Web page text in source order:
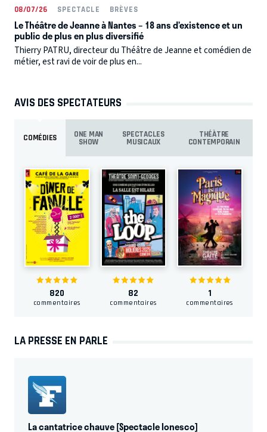
08/07/26 SPECTACLE BRÈVES
Le Théâtre de Jeanne à Nantes – 18 ans d’existence et un
public de plus en plus diversifié
Thierry PATRU, directeur du Théâtre de Jeanne et comédien de
métier, est ravi de voir de plus en...
AVIS DES SPECTATEURS
COMÉDIES
ONE MAN
SHOW
SPECTACLES
MUSICAUX
THÉÀTRE
CONTEMPORAIN
820
commentaires
82
commentaires
1
commentaires
LA PRESSE EN PARLE
La cantatrice chauve [Spectacle Ionesco]